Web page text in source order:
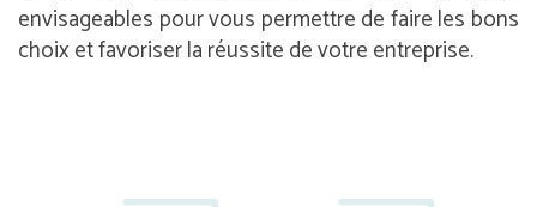
envisageables pour vous permettre de faire les bons
choix et favoriser la réussite de votre entreprise.